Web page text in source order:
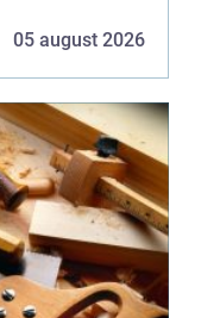
05 august 2026